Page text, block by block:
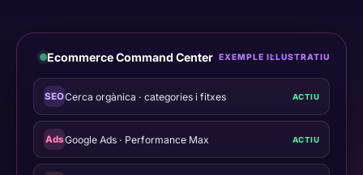
Ecommerce Command Center EXEMPLE IL·LUSTRATIU
SEOCerca orgànica · categories i fitxes ACTIU
AdsGoogle Ads · Performance Max ACTIU